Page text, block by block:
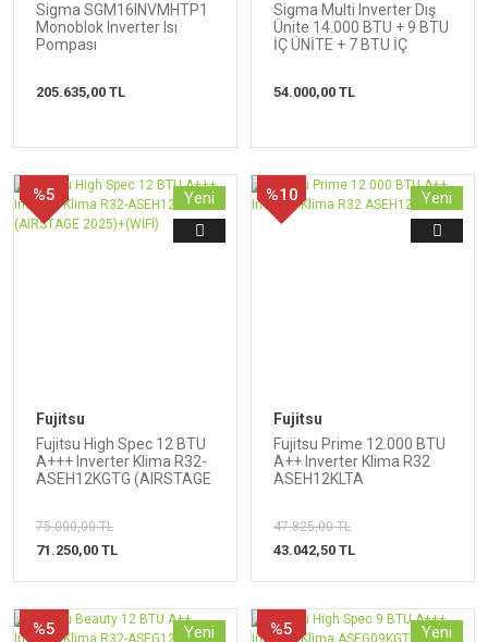
Sigma SGM16INVMHTP1
Monoblok Inverter Isı
Pompası
205.635,00 TL
Sigma Multi Inverter Dış
Ünite 14.000 BTU + 9 BTU
İÇ ÜNİTE + 7 BTU İÇ
54.000,00 TL
%5 Yeni
Fujitsu
Fujitsu High Spec 12 BTU
A+++ Inverter Klima R32-
ASEH12KGTG (AIRSTAGE
75.000,00 TL
71.250,00 TL
%10 Yeni
Fujitsu
Fujitsu Prime 12.000 BTU
A++ Inverter Klima R32
ASEH12KLTA
47.825,00 TL
43.042,50 TL
%5 Yeni %5 Yeni